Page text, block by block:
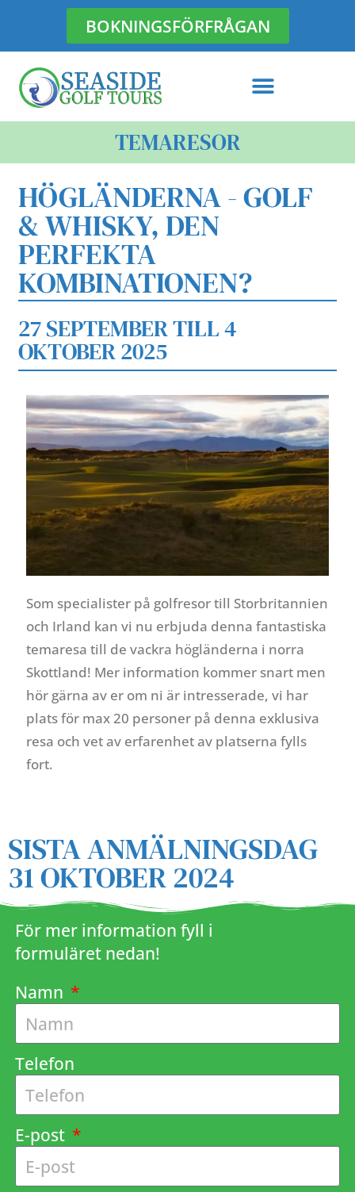
till
innehåll
BOKNINGSFÖRFRÅGAN
TEMARESOR
HÖGLÄNDERNA - GOLF
& WHISKY, DEN
PERFEKTA
KOMBINATIONEN?
27 SEPTEMBER TILL 4
OKTOBER 2025
Som specialister på golfresor till Storbritannien
och Irland kan vi nu erbjuda denna fantastiska
temaresa till de vackra högländerna i norra
Skottland! Mer information kommer snart men
hör gärna av er om ni är intresserade, vi har
plats för max 20 personer på denna exklusiva
resa och vet av erfarenhet av platserna fylls
fort.
SISTA ANMÄLNINGSDAG
31 OKTOBER 2024
För mer information fyll i
formuläret nedan!
Namn
Telefon
E-post